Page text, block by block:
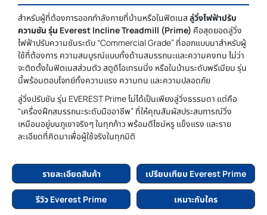
สำหรับผู้ที่ต้องการออกกำลังกายที่บ้านหรือในฟิตเนสลู่วิ่งไฟฟ้าปรับ
ความชัน รุ่น Everest Incline Treadmill (Prime) คือสุดยอดลู่วิ่ง
ไฟฟ้าปรับความชันระดับ “Commercial Grade” ที่ออกแบบมาสำหรับผู้
ใช้ที่ต้องการ ความสมบูรณ์แบบทั้งด้านสมรรถนะและความคงทน ไม่ว่า
จะติดตั้งในฟิตเนสส่วนตัว สตูดิโอเทรนนิ่ง หรือในบ้านระดับพรีเมียม รุ่น
นี้พร้อมตอบโจทย์ทั้งความแรง ความทน และความปลอดภัย
ลู่วิ่งปรับชัน รุ่น EVEREST Prime ไม่ได้เป็นเพียงลู่วิ่งธรรมดา แต่คือ
“เครื่องฝึกสมรรถนะระดับมืออาชีพ” ที่ให้คุณสัมผัสประสบการณ์วิ่ง
เหมือนอยู่บนภูเขาจริงๆ ในทุกก้าว พร้อมดีไซน์หรู แข็งแรง และราย
ละเอียดที่คิดมาเพื่อผู้ใช้จริงในทุกมิติ
รายละเอียดสินค้า เปรียบเทียบ Everest Prime
รีวิว Everest Prime เหมาะกับใคร